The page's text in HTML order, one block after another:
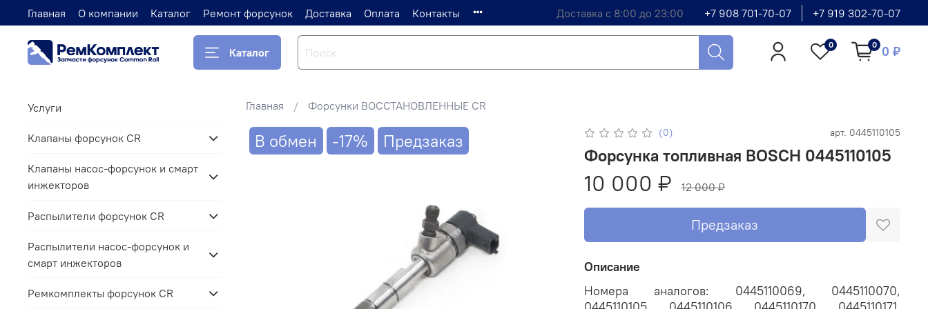
Главная О компании Каталог Ремонт форсунок Доставка Оплата Контакты Доставка с 8:00 до 23:00 +7 908 701-70-07 +7 919 302-70-07
Каталог
0 0 0 ₽
Главная Форсунки ВОССТАНОВЛЕННЫЕ CR
В обмен -17% Предзаказ (0) арт. 0445110105
Форсунка топливная BOSCH 0445110105
10 000 ₽ 12 000 ₽
Предзаказ
Описание
Номера аналогов: 0445110069, 0445110070,
Услуги
Клапаны форсунок CR
Клапаны насос-форсунок и смарт
инжекторов
Распылители форсунок CR
Распылители насос-форсунок и
смарт инжекторов
Ремкомплекты форсунок CR